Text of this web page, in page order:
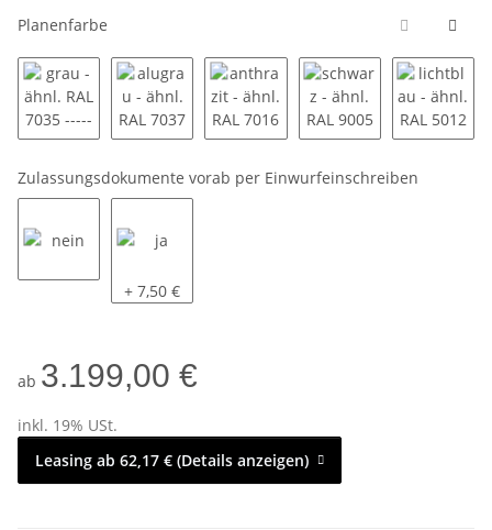
Planenfarbe
Zulassungsdokumente vorab per Einwurfeinschreiben
ja
+ 7,50 €
ab 3.199,00 €
inkl. 19% USt.
Leasing ab 62,17 € (Details anzeigen)